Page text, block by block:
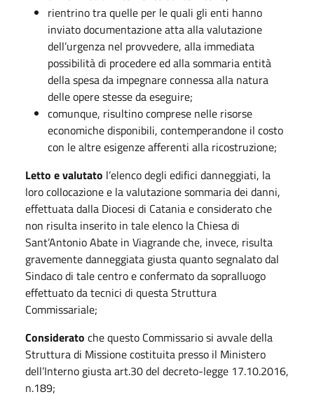
rientrino tra quelle per le quali gli enti hanno
inviato documentazione atta alla valutazione
dell’urgenza nel provvedere, alla immediata
possibilità di procedere ed alla sommaria entità
della spesa da impegnare connessa alla natura
delle opere stesse da eseguire;
comunque, risultino comprese nelle risorse
economiche disponibili, contemperandone il costo
con le altre esigenze afferenti alla ricostruzione;
Letto e valutato l’elenco degli edifici danneggiati, la
loro collocazione e la valutazione sommaria dei danni,
effettuata dalla Diocesi di Catania e considerato che
non risulta inserito in tale elenco la Chiesa di
Sant’Antonio Abate in Viagrande che, invece, risulta
gravemente danneggiata giusta quanto segnalato dal
Sindaco di tale centro e confermato da sopralluogo
effettuato da tecnici di questa Struttura
Commissariale;
Considerato che questo Commissario si avvale della
Struttura di Missione costituita presso il Ministero
dell’Interno giusta art.30 del decreto-legge 17.10.2016,
n.189;